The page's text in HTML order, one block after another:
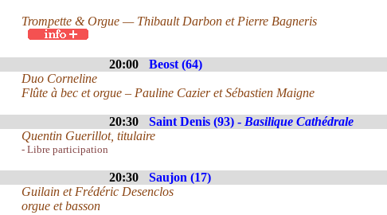
Trompette & Orgue — Thibault Darbon et Pierre Bagneris
20:00 Beost (64)
Duo Corneline
Flûte à bec et orgue – Pauline Cazier et Sébastien Maigne
20:30 Saint Denis (93) - Basilique Cathédrale
Quentin Guerillot, titulaire
- Libre participation
20:30 Saujon (17)
Guilain et Frédéric Desenclos
orgue et basson